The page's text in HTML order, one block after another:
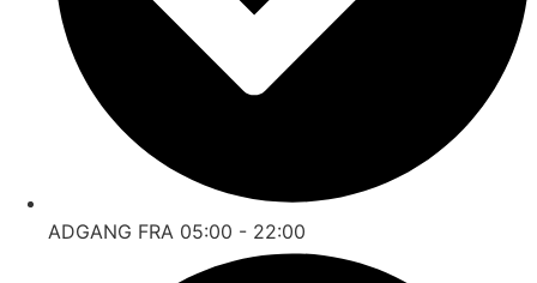
ADGANG FRA 05:00 - 22:00